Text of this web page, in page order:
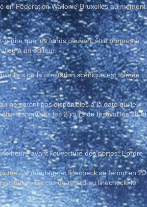
en Fédération Wallonie-Bruxelles au moment
à-dire que les fonds peuvent être propres à
ou à un éditeur.
lors de la prestation scénique est tolérée.
ne seront pas disponibles à la date qui leur
disponibles les 2 jours du festival les 28 et
heure avant l’ouverture des portes. L’ordre
Le montage et linecheck se feront en 20
En cas de retard au linecheck, le